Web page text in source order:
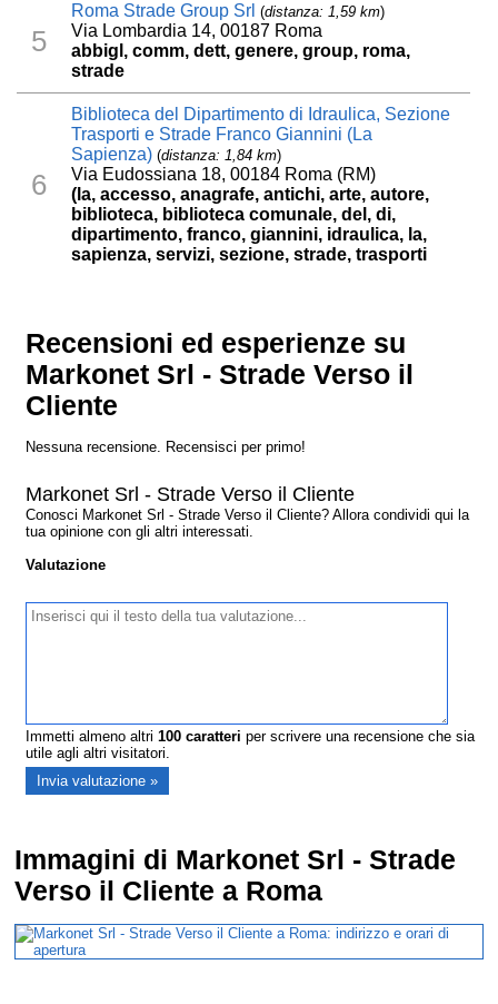
5
Roma Strade Group Srl (distanza: 1,59 km)
Via Lombardia 14, 00187 Roma
abbigl, comm, dett, genere, group, roma,
strade
6
Biblioteca del Dipartimento di Idraulica, Sezione
Trasporti e Strade Franco Giannini (La
Sapienza) (distanza: 1,84 km)
Via Eudossiana 18, 00184 Roma (RM)
(la, accesso, anagrafe, antichi, arte, autore,
biblioteca, biblioteca comunale, del, di,
dipartimento, franco, giannini, idraulica, la,
sapienza, servizi, sezione, strade, trasporti
Recensioni ed esperienze su
Markonet Srl - Strade Verso il
Cliente
Nessuna recensione. Recensisci per primo!
Markonet Srl - Strade Verso il Cliente
Conosci Markonet Srl - Strade Verso il Cliente? Allora condividi qui la
tua opinione con gli altri interessati.
Valutazione
Immetti almeno altri100 caratteri per scrivere una recensione che sia
utile agli altri visitatori.
Immagini di Markonet Srl - Strade
Verso il Cliente a Roma